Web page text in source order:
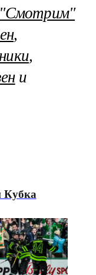
"Смотрим"
,
,
и
Кубка